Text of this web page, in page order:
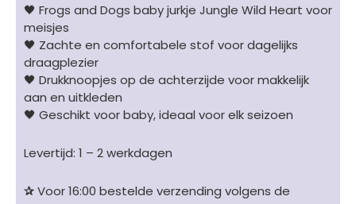
🖤 Frogs and Dogs baby jurkje Jungle Wild Heart voor
meisjes
🖤 Zachte en comfortabele stof voor dagelijks
draagplezier
🖤 Drukknoopjes op de achterzijde voor makkelijk
aan en uitkleden
🖤 Geschikt voor baby, ideaal voor elk seizoen
Levertijd: 1 – 2 werkdagen
✰Voor 16:00 bestelde verzending volgens de